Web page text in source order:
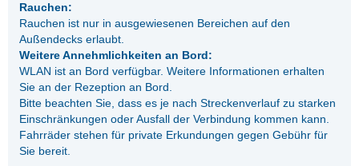
Rauchen:
Rauchen ist nur in ausgewiesenen Bereichen auf den
Außendecks erlaubt.
Weitere Annehmlichkeiten an Bord:
WLAN ist an Bord verfügbar. Weitere Informationen erhalten
Sie an der Rezeption an Bord.
Bitte beachten Sie, dass es je nach Streckenverlauf zu starken
Einschränkungen oder Ausfall der Verbindung kommen kann.
Fahrräder stehen für private Erkundungen gegen Gebühr für
Sie bereit.